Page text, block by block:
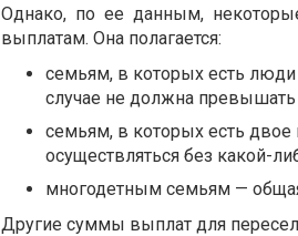
Однако, по ее данным,
выплатам. Она полагается:
семьям, в которых есть
случае не должна
семьям, в которых есть
осуществляться без какой-
многодетным семьям —
Другие суммы выплат для